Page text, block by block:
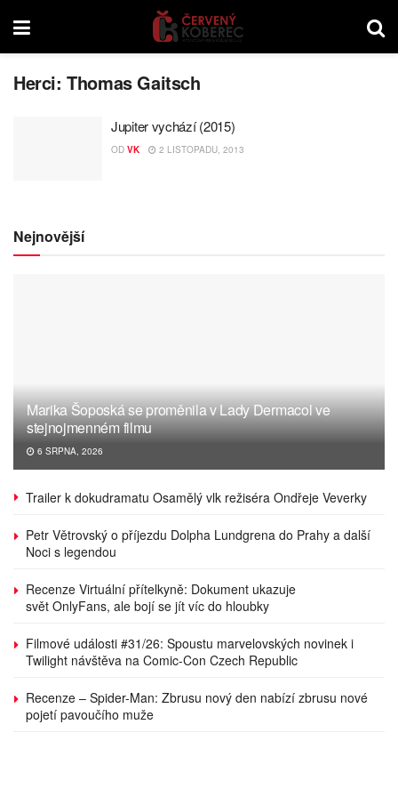
Herci:Thomas Gaitsch
Jupiter vychází (2015)
OD VK 2 LISTOPADU, 2013
Nejnovější
Marika Šoposká se proměnila v Lady Dermacol ve
stejnojmenném filmu
6 SRPNA, 2026
Trailer k dokudramatu Osamělý vlk režiséra Ondřeje Veverky
Petr Větrovský o příjezdu Dolpha Lundgrena do Prahy a další
Noci s legendou
Recenze Virtuální přítelkyně: Dokument ukazuje
svět OnlyFans, ale bojí se jít víc do hloubky
Filmové události #31/26: Spoustu marvelovských novinek i
Twilight návštěva na Comic-Con Czech Republic
Recenze – Spider-Man: Zbrusu nový den nabízí zbrusu nové
pojetí pavoučího muže